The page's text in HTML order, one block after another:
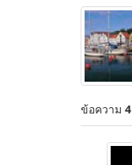
ข้อความ 4